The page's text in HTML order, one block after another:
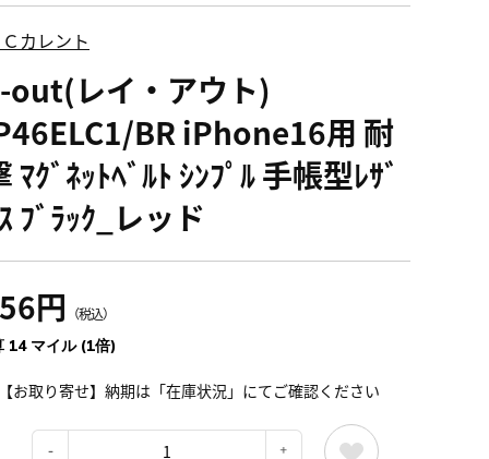
カレント
レイ・アウト)
BR iPhone16用 耐
ﾏｸﾞﾈｯﾄﾍﾞﾙﾄ ｼﾝﾌﾟﾙ 手帳型ﾚｻﾞ
ﾌﾞﾗｯｸ_レッド
円 （税込）
14 マイル (1倍)
お取り寄せ】納期は「在庫状況」にてご確認ください